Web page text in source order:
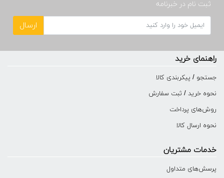
ثبت نام در خبرنامه
ارسال
راهنمای خرید
جستجو / پیکربندی کالا
نحوه خرید / ثبت سفارش
روش‌های پرداخت
نحوه ارسال کالا
خدمات مشتریان
پرسش‌های متداول